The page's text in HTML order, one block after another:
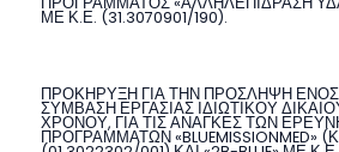
ΜΕ Κ.Ε. (31.3070901/190).
ΠΡΟΚΗΡΥΞΗ ΓΙΑ ΤΗΝ ΠΡΟΣΛΗΨΗ
ΣΥΜΒΑΣΗ ΕΡΓΑΣΙΑΣ ΙΔΙΩΤΙΚΟΥ
ΧΡΟΝΟΥ, ΓΙΑ ΤΙΣ ΑΝΑΓΚΕΣ ΤΩΝ
ΠΡΟΓΡΑΜΜΑΤΩΝ «BLUEMISSIONMED»